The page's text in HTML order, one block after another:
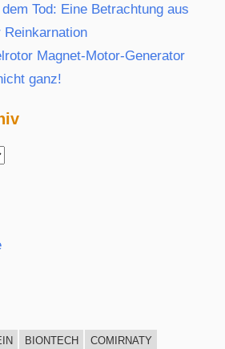
Tod: Eine Betrachtung aus
Magnet-Motor-Generator
ganz!
BIONTECH
COMIRNATY